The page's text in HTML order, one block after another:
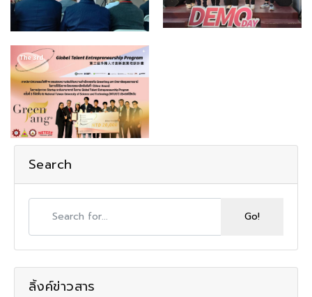
Search
ลิ้งค์ข่าวสาร